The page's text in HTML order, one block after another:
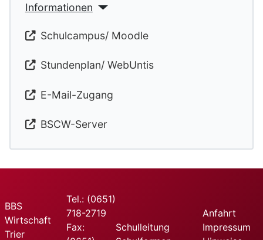
Informationen
Schulcampus/ Moodle
Stundenplan/ WebUntis
E-Mail-Zugang
BSCW-Server
BBS
Wirtschaft
Trier
Tel.: (0651)
718-2719
Fax:
Schulleitung
Anfahrt
Impressum